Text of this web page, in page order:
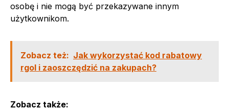
osobę i nie mogą być przekazywane innym
użytkownikom.
Zobacz też: Jak wykorzystać kod rabatowy
rgol i zaoszczędzić na zakupach?
Zobacz także: